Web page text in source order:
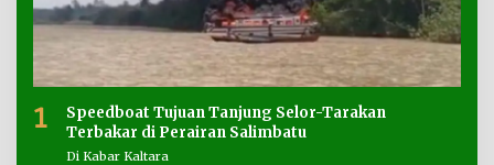
1
Speedboat Tujuan Tanjung Selor-Tarakan
Terbakar di Perairan Salimbatu
Di Kabar Kaltara